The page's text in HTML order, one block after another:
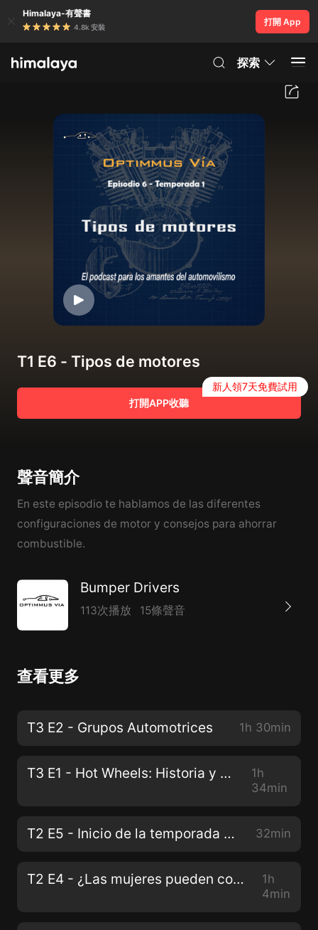
Himalaya-有聲書
4.8k 安裝
打開 App
探索
T1 E6 - Tipos de motores
打開APP收聽
新人領7天免費試用
聲音簡介
En este episodio te hablamos de las diferentes
configuraciones de motor y consejos para ahorrar
combustible.
Bumper Drivers
113次播放 15條聲音
查看更多
T3 E2 - Grupos Automotrices 1h 30min
T3 E1 - Hot Wheels: Historia y un poco más.
1h
34min
T2 E5 - Inicio de la temporada 2021 32min
T2 E4 - ¿Las mujeres pueden conducir un Fórmula 1?
1h
4min